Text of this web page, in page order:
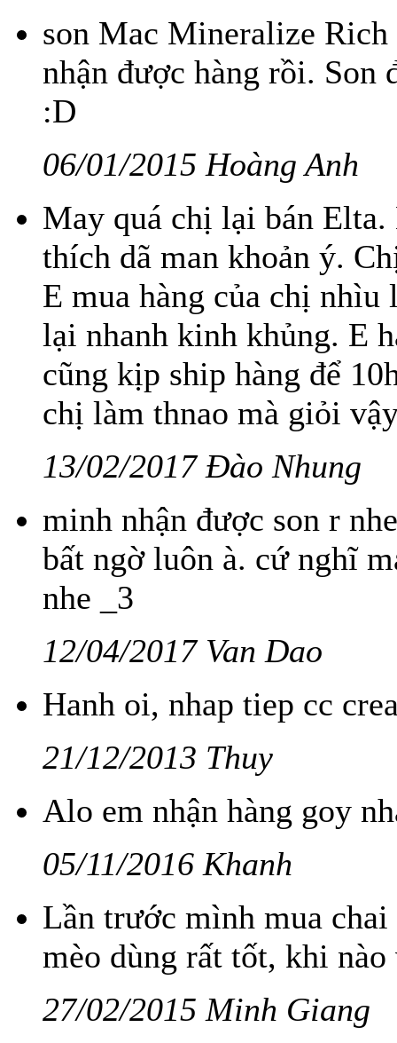
son Mac Mineralize
nhận được hàng rồi. Son
:D
06/01/2015 Hoàng Anh
May quá chị lại bán
thích dã man khoản ý.
E mua hàng của chị
lại nhanh kinh khủng. E
cũng kịp ship hàng để
chị làm thnao mà giỏi
13/02/2017 Đào Nhung
minh nhận được son r
bất ngờ luôn à. cứ nghĩ
nhe _3
12/04/2017 Van Dao
Hanh oi, nhap tiep cc
21/12/2013 Thuy
Alo em nhận hàng goy
05/11/2016 Khanh
Lần trước mình mua
mèo dùng rất tốt, khi
27/02/2015 Minh Giang